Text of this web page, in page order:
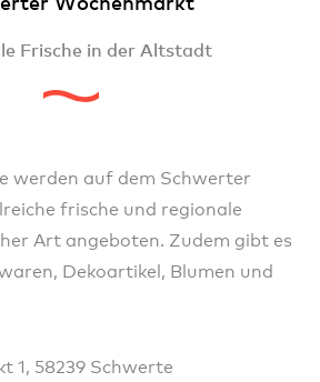
Frische in der Altstadt
werden auf dem Schwerter
frische und regionale
Art angeboten. Zudem gibt es
Dekoartikel, Blumen und
1, 58239 Schwerte